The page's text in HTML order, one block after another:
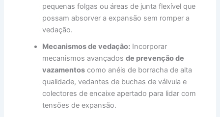
pequenas folgas ou áreas de junta flexível que
possam absorver a expansão sem romper a
vedação.
Mecanismos de vedação: Incorporar
mecanismos avançadosde prevenção de
vazamentos como anéis de borracha de alta
qualidade, vedantes de buchas de válvula e
colectores de encaixe apertado para lidar com
tensões de expansão.